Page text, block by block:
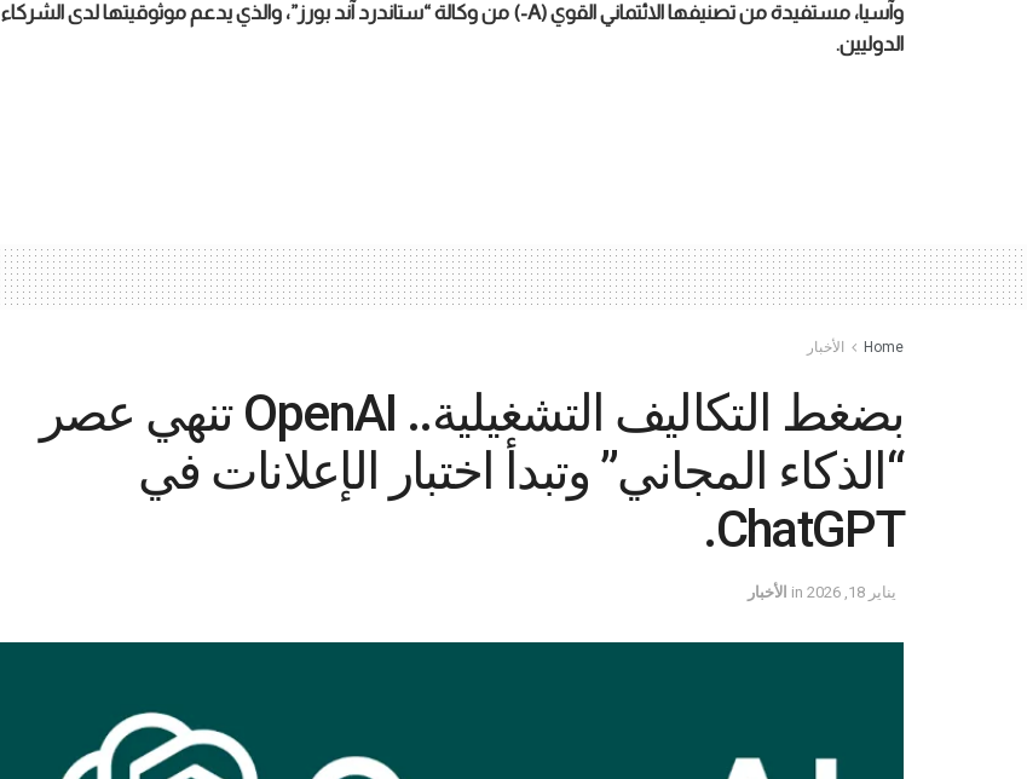
وآسيا، مستفيدة من تصنيفها الائتماني القوي (A-) من وكالة “ستاندرد آند بورز”، والذي يدعم موثوقيتها لدى الشركاء
الدوليين.
Home الأخبار
بضغط التكاليف التشغيلية.. OpenAI تنهي عصر
“الذكاء المجاني” وتبدأ اختبار الإعلانات في
ChatGPT.
يناير 18, 2026 in الأخبار